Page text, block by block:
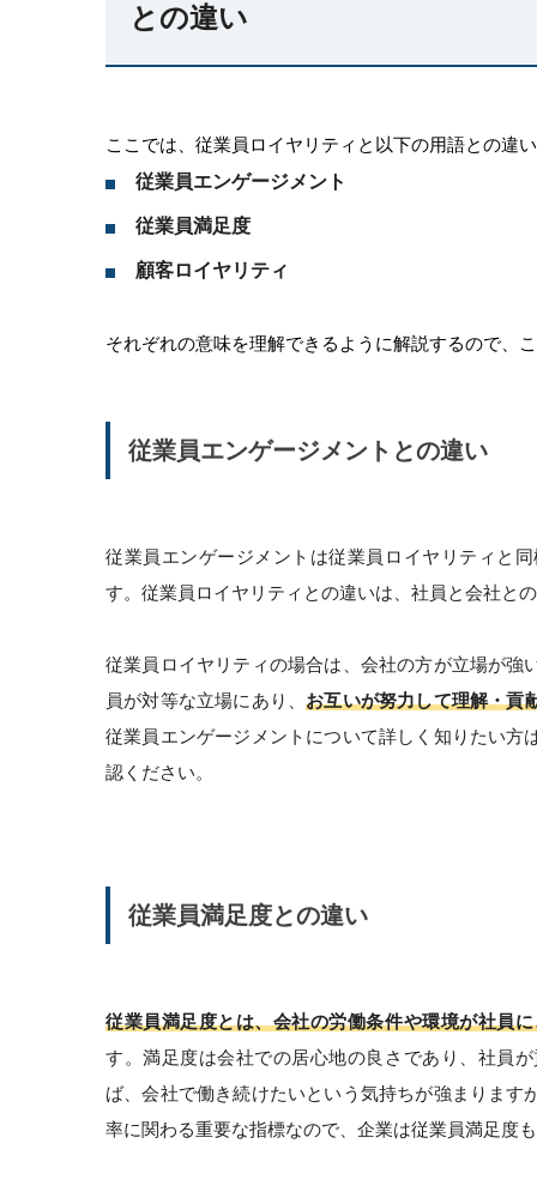
との違い
ここでは、従業員ロイヤリティと以下の用語との違
従業員エンゲージメント
従業員満足度
顧客ロイヤリティ
それぞれの意味を理解できるように解説するので、
従業員エンゲージメントとの違い
従業員エンゲージメントは従業員ロイヤリティと
す。従業員ロイヤリティとの違いは、社員と会社と
従業員ロイヤリティの場合は、会社の方が立場が
員が対等な立場にあり、お互いが努力して理解・貢
従業員エンゲージメントについて詳しく知りたい
認ください。
従業員満足度との違い
従業員満足度とは、会社の労働条件や環境が社員
す。満足度は会社での居心地の良さであり、社員
ば、会社で働き続けたいという気持ちが強まりま
率に関わる重要な指標なので、企業は従業員満足度